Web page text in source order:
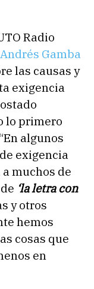
Radio
Andrés Gamba
las causas y
exigencia
lo primero
algunos
exigencia
muchos de
‘la letra con
y otros
hemos
cosas que
en